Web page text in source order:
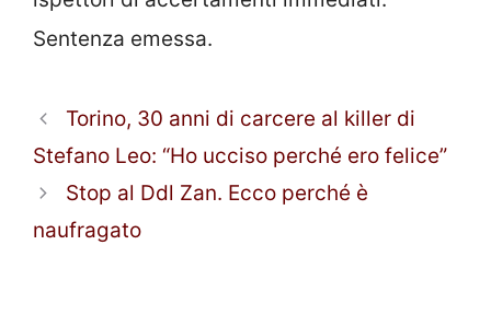
Sentenza emessa.
Torino, 30 anni di carcere al killer di
Stefano Leo: “Ho ucciso perché ero felice”
Stop al Ddl Zan. Ecco perché è
naufragato